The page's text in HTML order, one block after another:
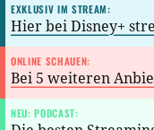
EXKLUSIV IM STREAM:
Hier bei Disney+
ONLINE SCHAUEN:
Bei 5 weiteren
NEU: PODCAST: